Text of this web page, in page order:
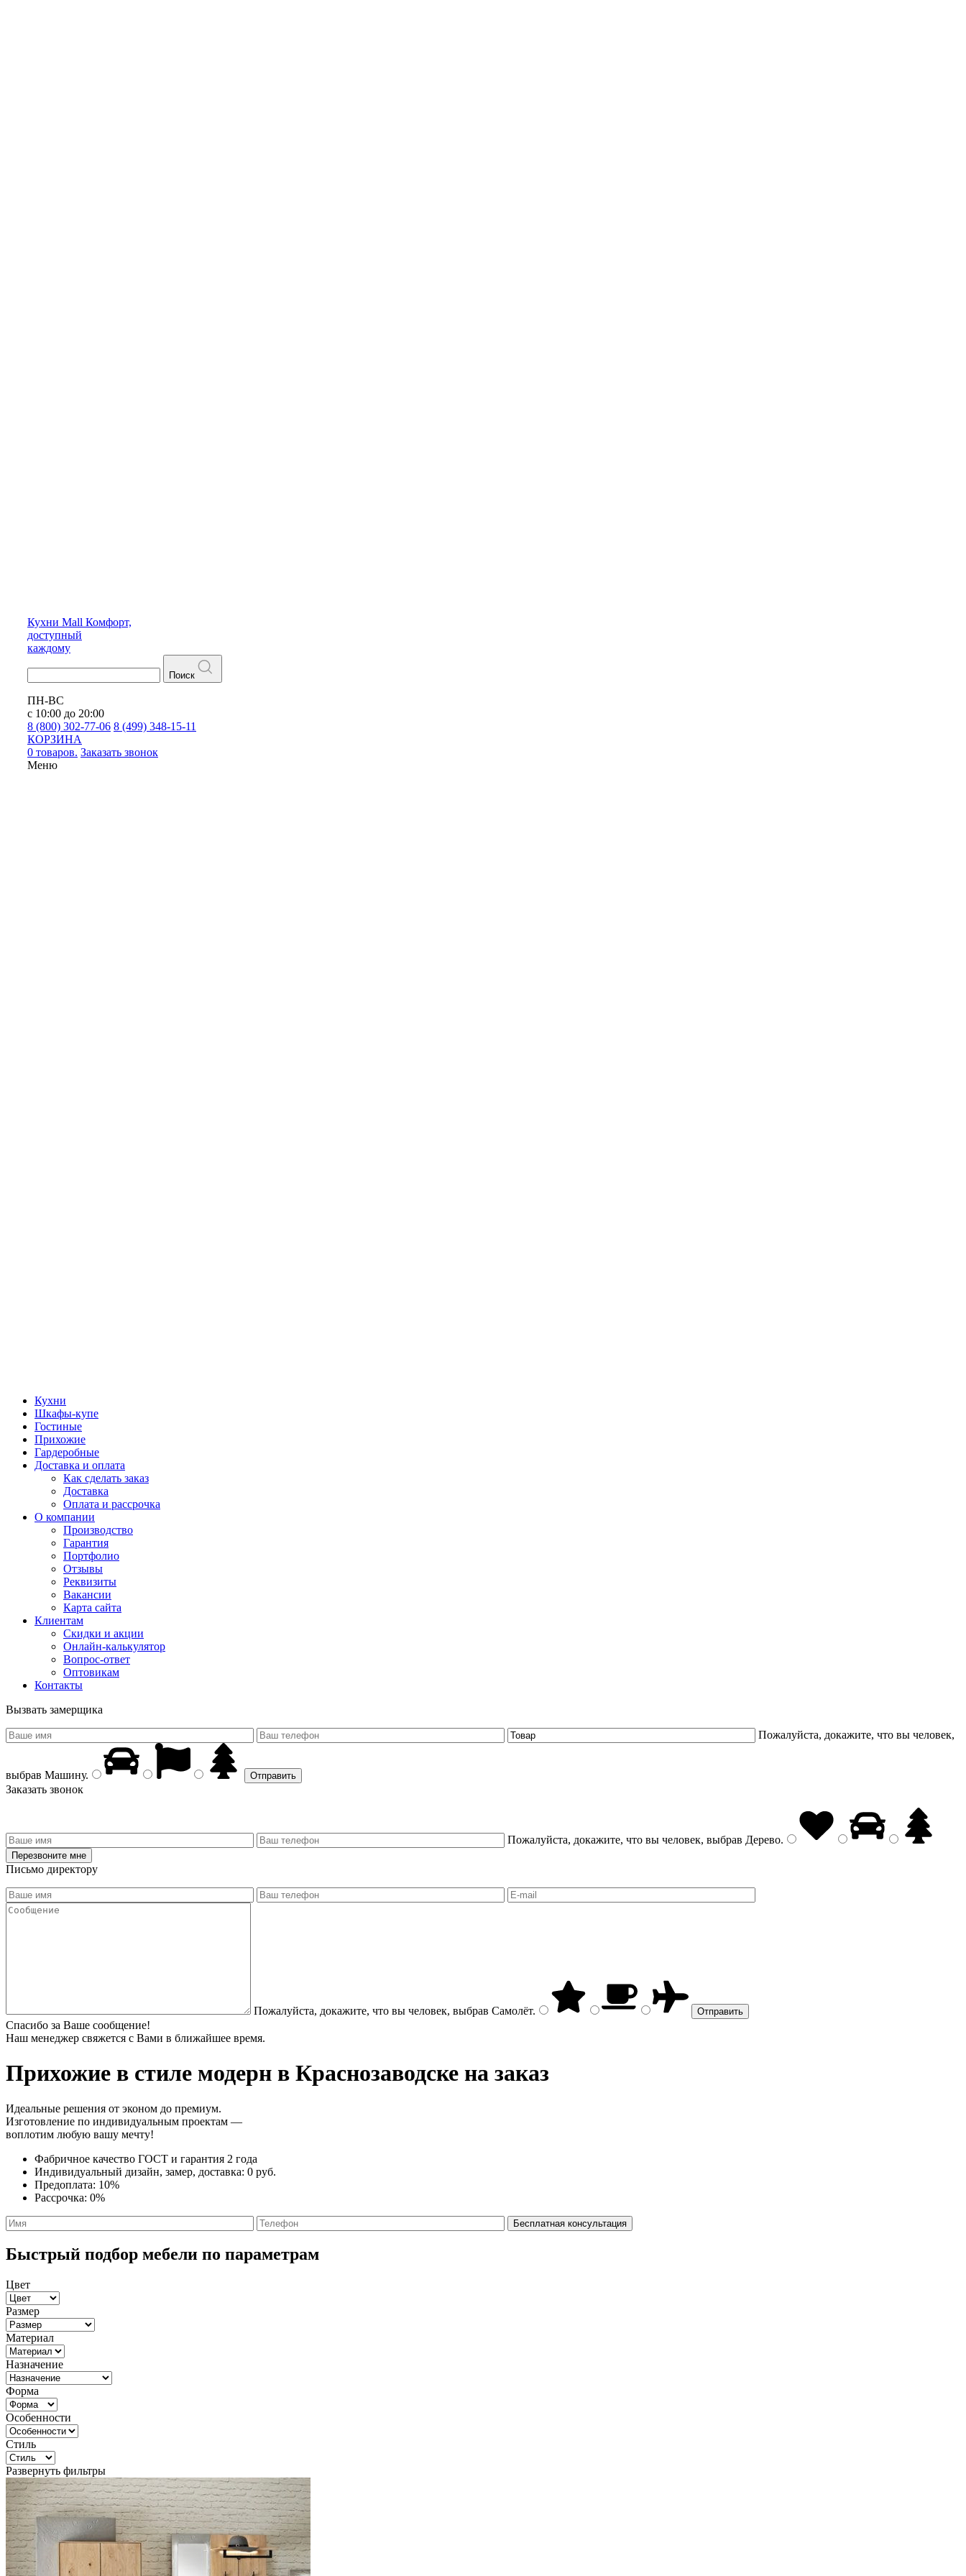
Кухни Mall Комфорт,
доступный
каждому
Поиск
ПН-ВС
с 10:00 до 20:00
8 (800) 302-77-06 8 (499) 348-15-11
КОРЗИНА
0 товаров. Заказать звонок
Меню
Кухни
Шкафы-купе
Гостиные
Прихожие
Гардеробные
Доставка и оплата
Как сделать заказ
Доставка
Оплата и рассрочка
О компании
Производство
Гарантия
Портфолио
Отзывы
Реквизиты
Вакансии
Карта сайта
Клиентам
Скидки и акции
Онлайн-калькулятор
Вопрос-ответ
Оптовикам
Контакты
Вызвать замерщика
Пожалуйста, докажите, что вы человек,
выбрав Машину.
Заказать звонок
Пожалуйста, докажите, что вы человек, выбрав Дерево.
Письмо директору
Пожалуйста, докажите, что вы человек, выбрав Самолёт.
Спасибо за Ваше сообщение!
Наш менеджер свяжется с Вами в ближайшее время.
Прихожие в стиле модерн в Краснозаводске на заказ
Идеальные решения от эконом до премиум.
Изготовление по индивидуальным проектам —
воплотим любую вашу мечту!
Фабричное качество ГОСТ и гарантия 2 года
Индивидуальный дизайн, замер, доставка: 0 руб.
Предоплата: 10%
Рассрочка: 0%
Быстрый подбор мебели по параметрам
Цвет
Размер
Материал
Назначение
Форма
Особенности
Стиль
Развернуть фильтры